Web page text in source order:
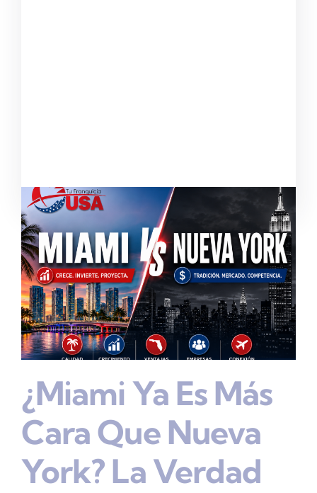
¿Miami Ya Es Más
Cara Que Nueva
York? La Verdad